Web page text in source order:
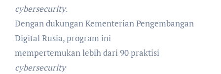
cybersecurity.
Dengan dukungan Kementerian Pengembangan
Digital Rusia, program ini
mempertemukan lebih dari 90 praktisi
cybersecurity